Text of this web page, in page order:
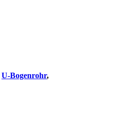
U-Bogenrohr,